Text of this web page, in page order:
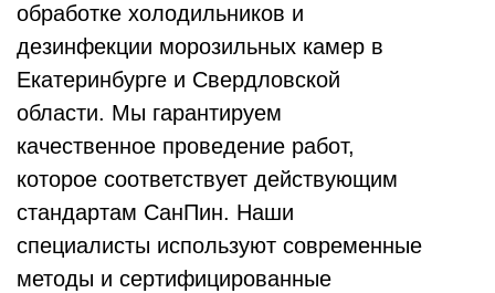
обработке холодильников и
дезинфекции морозильных камер в
Екатеринбурге и Свердловской
области. Мы гарантируем
качественное проведение работ,
которое соответствует действующим
стандартам СанПин. Наши
специалисты используют современные
методы и сертифицированные